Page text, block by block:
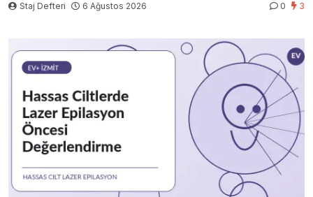
Staj Defteri 6 Ağustos 2026 0 3